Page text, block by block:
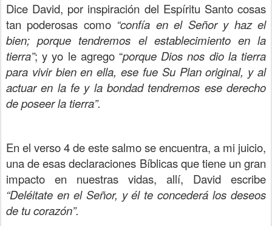
Dice David, por inspiración del Espíritu Santo cosas
tan poderosas como “confía en el Señor y haz el
bien; porque tendremos el establecimiento en la
tierra”; y yo le agrego “porque Dios nos dio la tierra
para vivir bien en ella, ese fue Su Plan original, y al
actuar en la fe y la bondad tendremos ese derecho
de poseer la tierra”.
En el verso 4 de este salmo se encuentra, a mi juicio,
una de esas declaraciones Bíblicas que tiene un gran
impacto en nuestras vidas, allí, David escribe
“Deléitate en el Señor, y él te concederá los deseos
de tu corazón”.